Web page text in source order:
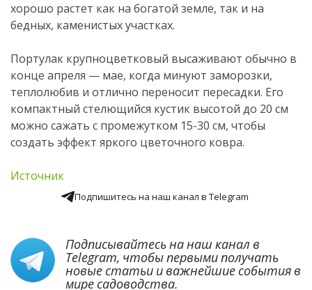
хорошо растет как на богатой земле, так и на
бедных, каменистых участках.
Портулак крупноцветковый высаживают обычно в
конце апреля — мае, когда минуют заморозки,
теплолюбив и отлично переносит пересадки. Его
компактный стелющийся кустик высотой до 20 см
можно сажать с промежутком 15-30 см, чтобы
создать эффект яркого цветочного ковра.
Источник
Подпишитесь на наш канал в Telegram
Подписывайтесь на наш канал в
Telegram, чтобы первыми получать
новые статьи и важнейшие события в
мире садоводства.